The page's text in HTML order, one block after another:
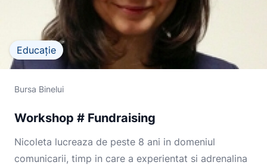
Educație
Bursa Binelui
Workshop # Fundraising
Nicoleta lucreaza de peste 8 ani in domeniul
comunicarii, timp in care a experientat si adrenalina